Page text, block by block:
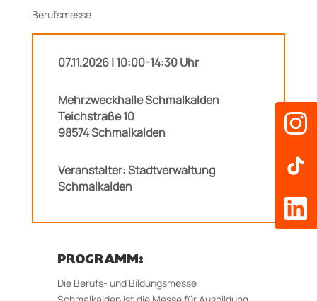
Berufsmesse
07.11.2026 | 10:00-14:30 Uhr
Mehrzweckhalle Schmalkalden
Teichstraße 10
98574 Schmalkalden
Veranstalter: Stadtverwaltung
Schmalkalden
PROGRAMM:
Die Berufs- und Bildungsmesse